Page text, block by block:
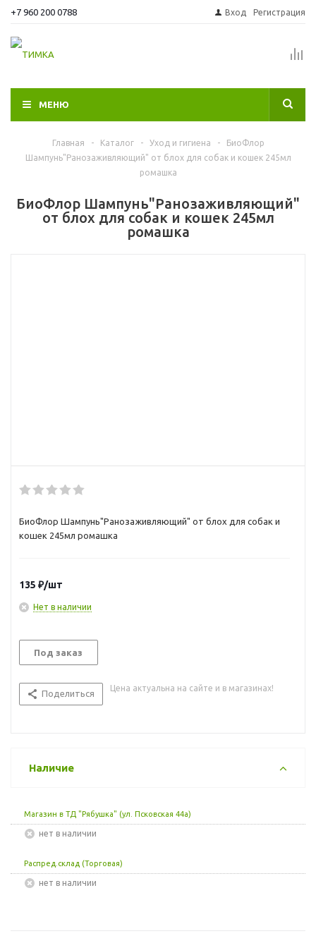
+7 960 200 0788 Вход Регистрация
МЕНЮ
Главная - Каталог - Уход и гигиена -
БиоФлор
Шампунь"Ранозаживляющий" от блох для собак и кошек 245мл
ромашка
БиоФлор Шампунь"Ранозаживляющий"
от блох для собак и кошек 245мл
ромашка
БиоФлор Шампунь"Ранозаживляющий" от блох для собак и
кошек 245мл ромашка
135 ₽/шт
Нет в наличии
Под заказ
Поделиться
Цена актуальна на сайте и в магазинах!
Наличие
Магазин в ТД "Рябушка" (ул. Псковская 44а)
Нет в наличии
Распред.склад (Торговая)
Нет в наличии